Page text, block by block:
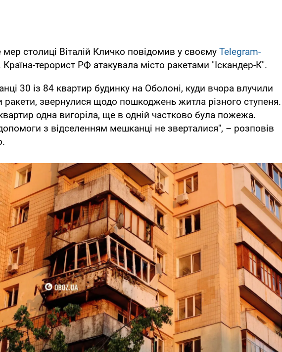
столиці Віталій Кличко повідомив у своєму Telegram-
Країна-терорист РФ атакувала місто ракетами "Іскандер-К".
30 із 84 квартир будинку на Оболоні, куди вчора влучили
ракети, звернулися щодо пошкоджень житла різного ступеня.
одна вигоріла, ще в одній частково була пожежа.
з відселенням мешканці не зверталися", – розповів